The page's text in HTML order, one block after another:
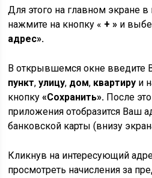
Для этого на главном экране
нажмите на кнопку « + » и
адрес».
В открывшемся окне введите
пункт,улицу, дом, квартиру и
кнопку «Сохранить». После
приложения отобразится Ваш
банковской карты (внизу
Кликнув на интересующий
просмотреть начисления за